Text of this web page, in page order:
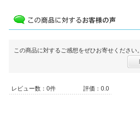
この商品に対するご感想をぜひお寄せください。
レビュー数：0件 評価：0.0